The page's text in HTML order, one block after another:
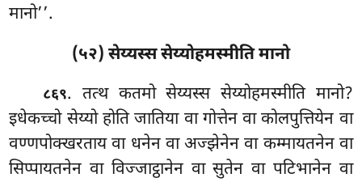
मानो’’.
(५२) सेय्यस्स सेय्योहमस्मीति मानो
८६९. तत्थ कतमो सेय्यस्स सेय्योहमस्मीति मानो?
इधेकच्चो सेय्यो होति जातिया वा गोत्तेन वा कोलपुत्तियेन वा
वण्णपोक्खरताय वा धनेन वा अज्झेनेन वा कम्मायतनेन वा
सिप्पायतनेन वा विज्जाट्ठानेन वा सुतेन वा पटिभानेन वा